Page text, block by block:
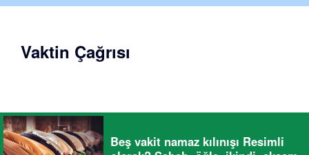
Vaktin Çağrısı
Beş vakit namaz kılınışı Resimli